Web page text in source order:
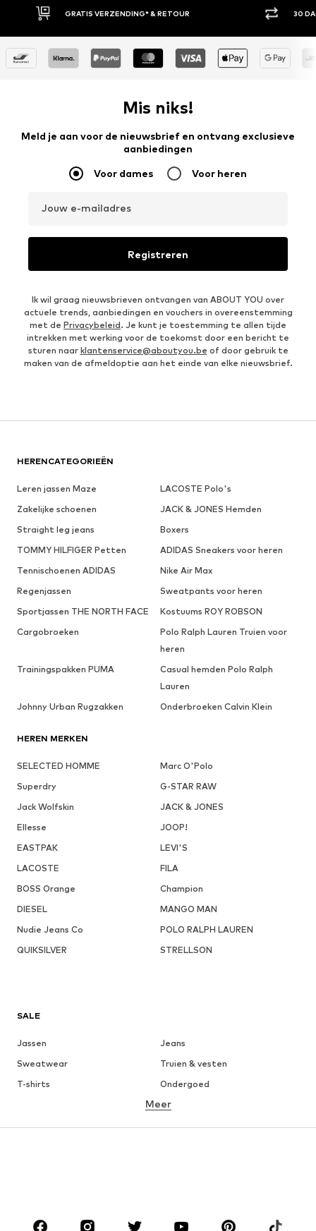
30 DAGEN BEDENKTIJD
Mis niks!
Meld je aan voor de nieuwsbrief en ontvang exclusieve
aanbiedingen
Voor dames Voor heren
Jouw e-mailadres
Registreren
Ik wil graag nieuwsbrieven ontvangen van ABOUT YOU over
actuele trends, aanbiedingen en vouchers in overeenstemming
met de Privacybeleid. Je kunt je toestemming te allen tijde
intrekken met werking voor de toekomst door een bericht te
sturen naar klantenservice@aboutyou.be of door gebruik te
maken van de afmeldoptie aan het einde van elke nieuwsbrief.
HERENCATEGORIEËN
Leren jassen Maze
LACOSTE Polo's
Zakelijke schoenen
JACK & JONES Hemden
Straight leg jeans
Boxers
TOMMY HILFIGER Petten
ADIDAS Sneakers voor heren
Tennischoenen ADIDAS
Nike Air Max
Regenjassen
Sweatpants voor heren
Sportjassen THE NORTH FACE
Kostuums ROY ROBSON
Cargobroeken
Polo Ralph Lauren Truien voor
heren
Trainingspakken PUMA
Casual hemden Polo Ralph
Lauren
Johnny Urban Rugzakken
Onderbroeken Calvin Klein
HEREN MERKEN
SELECTED HOMME
Marc O'Polo
Superdry
G-STAR RAW
Jack Wolfskin
JACK & JONES
Ellesse
JOOP!
EASTPAK
LEVI'S
LACOSTE
FILA
BOSS Orange
Champion
DIESEL
MANGO MAN
Nudie Jeans Co
POLO RALPH LAUREN
QUIKSILVER
STRELLSON
SALE
Jassen
Jeans
Sweatwear
Truien & vesten
T-shirts
Ondergoed
Hemden
Mantels
Kostuums & blazers
KLEDING
Meer